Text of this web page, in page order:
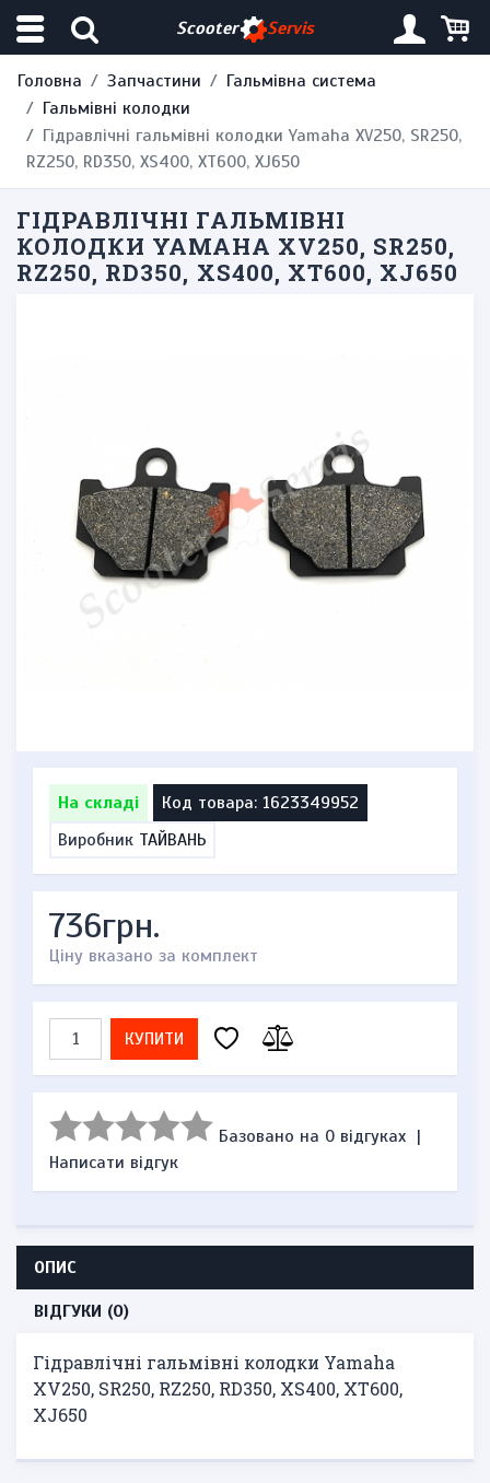
Scooter Servis
Головна Запчастини
Гальмівна система
Гальмівні колодки
Гідравлічні гальмівні колодки Yamaha XV250, SR250,
RZ250, RD350, XS400, XT600, XJ650
ГІДРАВЛІЧНІ ГАЛЬМІВНІ
КОЛОДКИ YAMAHA XV250, SR250,
RZ250, RD350, XS400, XT600, XJ650
На складі
Код товара: 1623349952
Виробник ТАЙВАНЬ
736грн.
Ціну вказано за комплект
КУПИТИ
Базовано на 0 відгуках |
Написати відгук
ОПИС
ВІДГУКИ (0)
Гідравлічні гальмівні колодки Yamaha
XV250, SR250, RZ250, RD350, XS400, XT600,
XJ650